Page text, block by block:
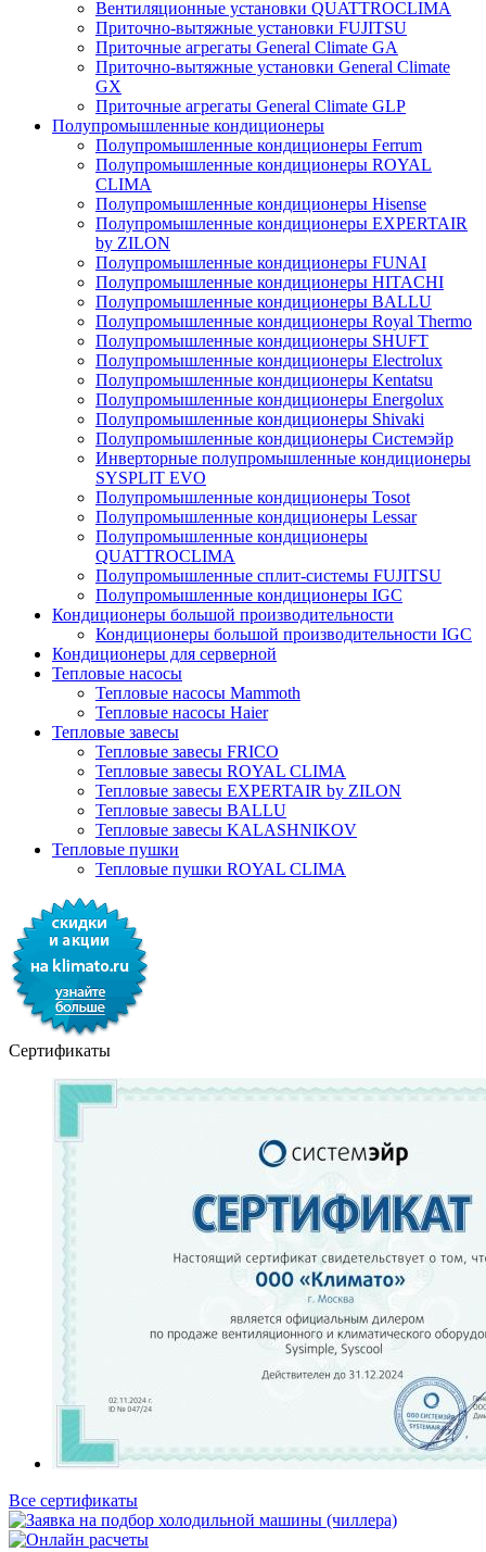
Вентиляционные установки QUATTROCLIMA
Приточно-вытяжные установки FUJITSU
Приточные агрегаты General Climate GA
Приточно-вытяжные установки General Climate
GX
Приточные агрегаты General Climate GLP
Полупромышленные кондиционеры
Полупромышленные кондиционеры Ferrum
Полупромышленные кондиционеры ROYAL
CLIMA
Полупромышленные кондиционеры Hisense
Полупромышленные кондиционеры EXPERTAIR
by ZILON
Полупромышленные кондиционеры FUNAI
Полупромышленные кондиционеры HITACHI
Полупромышленные кондиционеры BALLU
Полупромышленные кондиционеры Royal Thermo
Полупромышленные кондиционеры SHUFT
Полупромышленные кондиционеры Electrolux
Полупромышленные кондиционеры Kentatsu
Полупромышленные кондиционеры Energolux
Полупромышленные кондиционеры Shivaki
Полупромышленные кондиционеры Системэйр
Инверторные полупромышленные кондиционеры
SYSPLIT EVO
Полупромышленные кондиционеры Tosot
Полупромышленные кондиционеры Lessar
Полупромышленные кондиционеры
QUATTROCLIMA
Полупромышленные сплит-системы FUJITSU
Полупромышленные кондиционеры IGC
Кондиционеры большой производительности
Кондиционеры большой производительности IGC
Кондиционеры для серверной
Тепловые насосы
Тепловые насосы Mammoth
Тепловые насосы Haier
Тепловые завесы
Тепловые завесы FRICO
Тепловые завесы ROYAL CLIMA
Тепловые завесы EXPERTAIR by ZILON
Тепловые завесы BALLU
Тепловые завесы KALASHNIKOV
Тепловые пушки
Тепловые пушки ROYAL CLIMA
Сертификаты
Все сертификаты